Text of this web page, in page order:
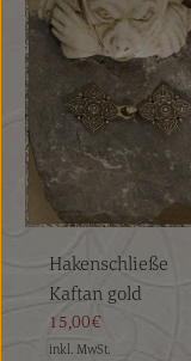
Hakenschließe
Kaftan gold
15,00€
inkl. MwSt.